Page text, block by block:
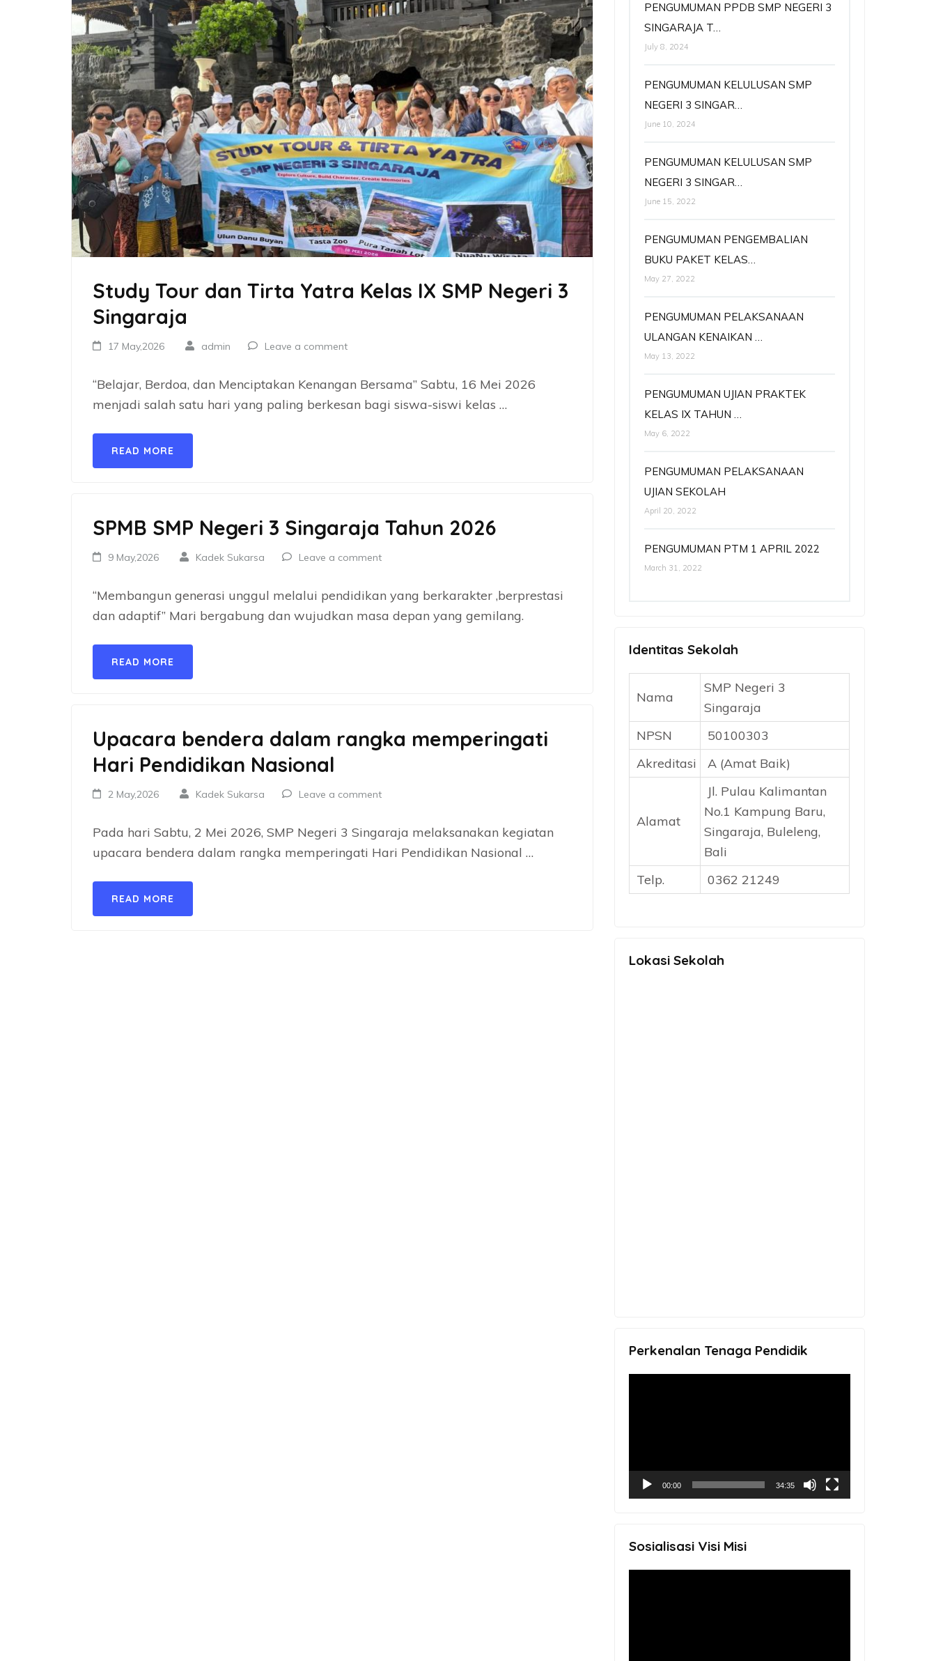
Study Tour dan Tirta Yatra Kelas IX SMP Negeri 3
Singaraja
17 May,2026 admin Leave a comment
“Belajar, Berdoa, dan Menciptakan Kenangan Bersama” Sabtu, 16 Mei 2026
menjadi salah satu hari yang paling berkesan bagi siswa-siswi kelas …
READ MORE
SPMB SMP Negeri 3 Singaraja Tahun 2026
9 May,2026 Kadek Sukarsa Leave a comment
“Membangun generasi unggul melalui pendidikan yang berkarakter ,berprestasi
dan adaptif” Mari bergabung dan wujudkan masa depan yang gemilang.
READ MORE
Upacara bendera dalam rangka memperingati
Hari Pendidikan Nasional
2 May,2026 Kadek Sukarsa Leave a comment
Pada hari Sabtu, 2 Mei 2026, SMP Negeri 3 Singaraja melaksanakan kegiatan
upacara bendera dalam rangka memperingati Hari Pendidikan Nasional …
READ MORE
PENGUMUMAN PPDB SMP NEGERI 3
SINGARAJA T…
July 8, 2024
PENGUMUMAN KELULUSAN SMP
NEGERI 3 SINGAR…
June 10, 2024
PENGUMUMAN KELULUSAN SMP
NEGERI 3 SINGAR…
June 15, 2022
PENGUMUMAN PENGEMBALIAN
BUKU PAKET KELAS…
May 27, 2022
PENGUMUMAN PELAKSANAAN
ULANGAN KENAIKAN …
May 13, 2022
PENGUMUMAN UJIAN PRAKTEK
KELAS IX TAHUN …
May 6, 2022
PENGUMUMAN PELAKSANAAN
UJIAN SEKOLAH
April 20, 2022
PENGUMUMAN PTM 1 APRIL 2022
March 31, 2022
Identitas Sekolah
Nama
SMP Negeri 3
Singaraja
NPSN
50100303
Akreditasi
A (Amat Baik)
Alamat
Jl. Pulau Kalimantan
No.1 Kampung Baru,
Singaraja, Buleleng,
Bali
Telp.
0362 21249
Lokasi Sekolah
Perkenalan Tenaga Pendidik
00:00 34:35
Sosialisasi Visi Misi